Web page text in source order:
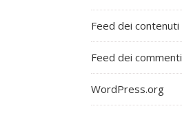
Feed dei contenuti
Feed dei commenti
WordPress.org